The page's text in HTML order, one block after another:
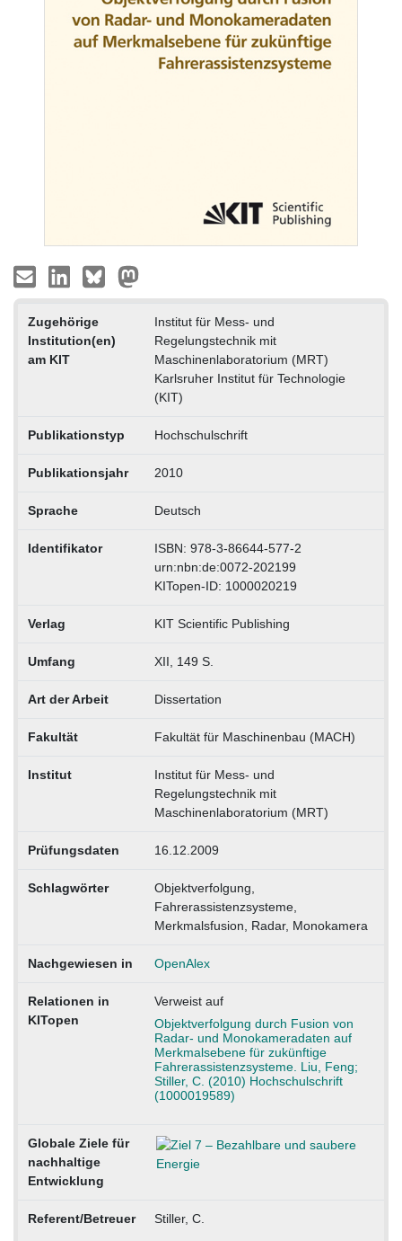
Zugehörige
Institution(en)
am KIT
Institut für Mess- und
Regelungstechnik mit
Maschinenlaboratorium (MRT)
Karlsruher Institut für Technologie
(KIT)
Publikationstyp Hochschulschrift
Publikationsjahr 2010
Sprache Deutsch
Identifikator
ISBN: 978-3-86644-577-2
urn:nbn:de:0072-202199
KITopen-ID: 1000020219
Verlag KIT Scientific Publishing
Umfang XII, 149 S.
Art der Arbeit Dissertation
Fakultät Fakultät für Maschinenbau (MACH)
Institut
Institut für Mess- und
Regelungstechnik mit
Maschinenlaboratorium (MRT)
Prüfungsdaten 16.12.2009
Schlagwörter
Objektverfolgung,
Fahrerassistenzsysteme,
Merkmalsfusion, Radar, Monokamera
Nachgewiesen in OpenAlex
Relationen in
KITopen
Verweist auf
Objektverfolgung durch Fusion von
Radar- und Monokameradaten auf
Merkmalsebene für zukünftige
Fahrerassistenzsysteme. Liu, Feng;
Stiller, C. (2010) Hochschulschrift
(1000019589)
Globale Ziele für
nachhaltige
Entwicklung
Referent/Betreuer Stiller, C.